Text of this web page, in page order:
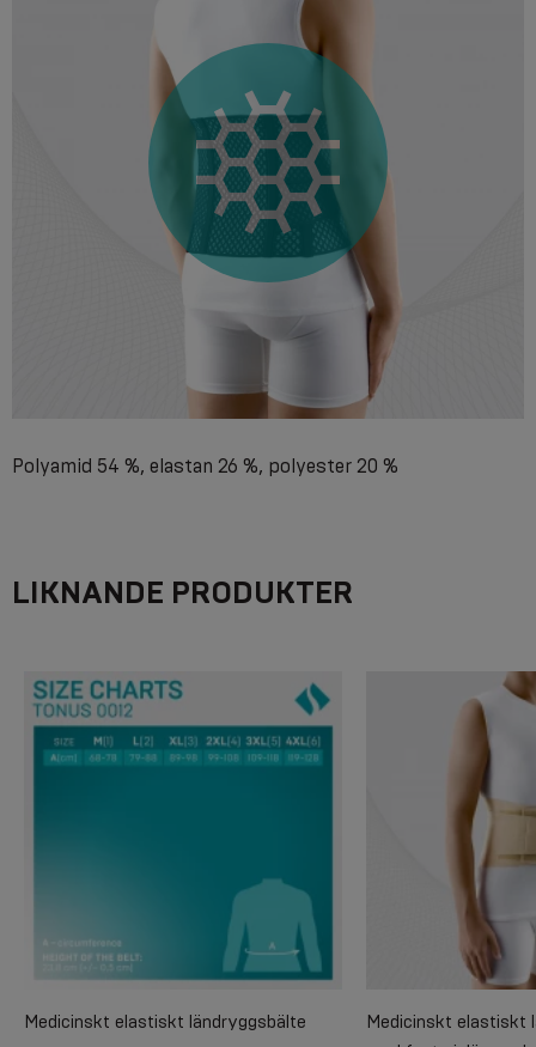
Polyamid 54 %, elastan 26 %, polyester 20 %
LIKNANDE PRODUKTER
Medicinskt elastiskt ländryggsbälte
Medicinskt elastiskt